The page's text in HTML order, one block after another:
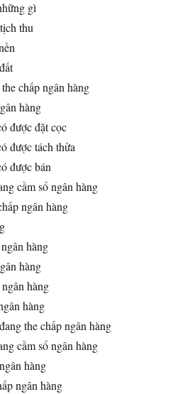
gì
thu
chấp ngân hàng
hàng
được đặt cọc
được tách thửa
được bán
cầm sổ ngân hàng
ngân hàng
hàng
hàng
hàng
hàng
the chấp ngân hàng
cầm sổ ngân hàng
hàng
ngân hàng